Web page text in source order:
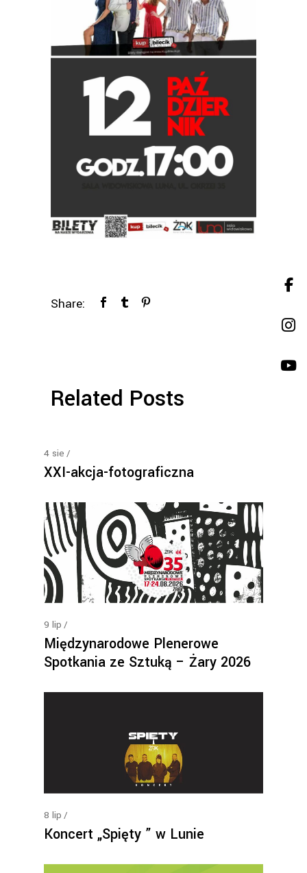
Share:
Related Posts
4 sie
XXI-akcja-fotograficzna
9 lip
Międzynarodowe Plenerowe
Spotkania ze Sztuką – Żary 2026
8 lip
Koncert „Spięty ” w Lunie